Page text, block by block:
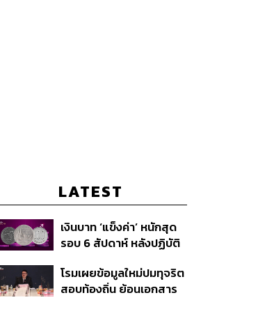
LATEST
เงินบาท ‘แข็งค่า’ หนักสุด
รอบ 6 สัปดาห์ หลังปฏิบัติ
สหรัฐฯ-ญี่ปุ่น Standard
Chartered เปิดเป้าสิ้นปีนี้
โรมเผยข้อมูลใหม่ปมทุจริต
สอบท้องถิ่น ย้อนเอกสาร